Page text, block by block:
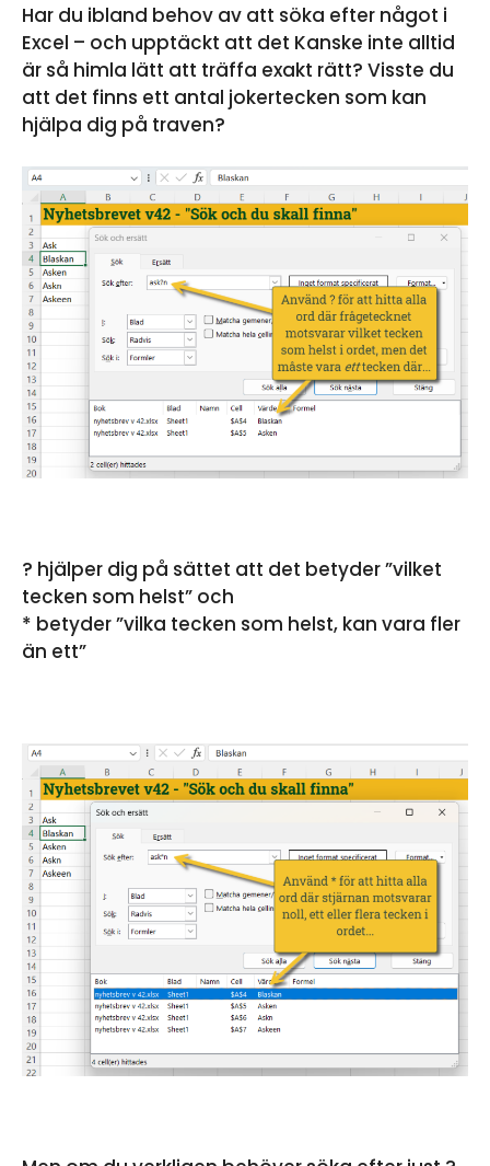
Har du ibland behov av att söka efter något i
Excel – och upptäckt att det Kanske inte alltid
är så himla lätt att träffa exakt rätt? Visste du
att det finns ett antal jokertecken som kan
hjälpa dig på traven?
? hjälper dig på sättet att det betyder ”vilket
tecken som helst” och
* betyder ”vilka tecken som helst, kan vara fler
än ett”